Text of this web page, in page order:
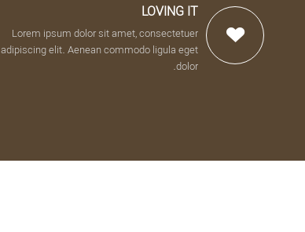
LOVING IT
Lorem ipsum dolor sit amet, consectetuer
adipiscing elit. Aenean commodo ligula eget
dolor.